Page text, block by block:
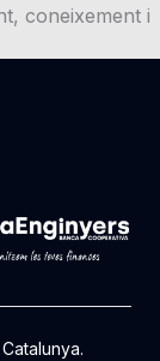
coneixement i